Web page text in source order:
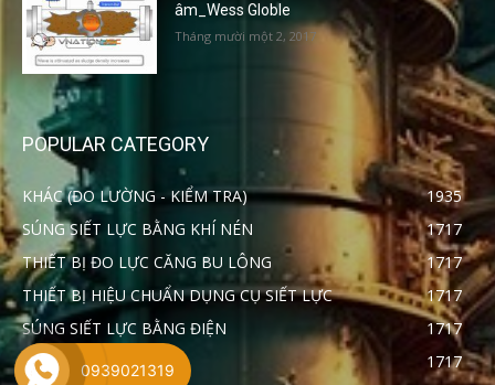
âm_Wess Globle
Tháng mười một 2, 2017
POPULAR CATEGORY
KHÁC (ĐO LƯỜNG - KIỂM TRA)
1935
SÚNG SIẾT LỰC BẰNG KHÍ NÉN
1717
THIẾT BỊ ĐO LỰC CĂNG BU LÔNG
1717
THIẾT BỊ HIỆU CHUẨN DỤNG CỤ SIẾT LỰC
1717
SÚNG SIẾT LỰC BẰNG ĐIỆN
1717
CỜ LÊ NHÂN LỰC
1717
0939021319